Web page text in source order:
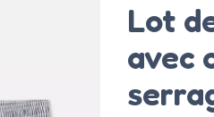
Lot
avec